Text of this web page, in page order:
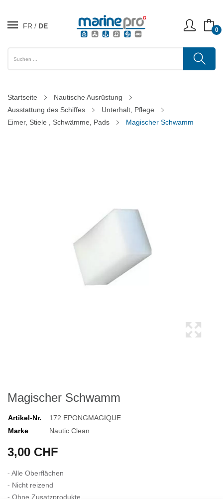
FR DE 0
Startseite
Nautische Ausrüstung
Ausstattung des Schiffes
Unterhalt, Pflege
Eimer, Stiele , Schwämme, Pads
Magischer Schwamm
Magischer Schwamm
Artikel-Nr.
172.EPONGMAGIQUE
Marke
Nautic Clean
3,00 CHF
- Alle Oberflächen
- Nicht reizend
- Ohne Zusatzprodukte